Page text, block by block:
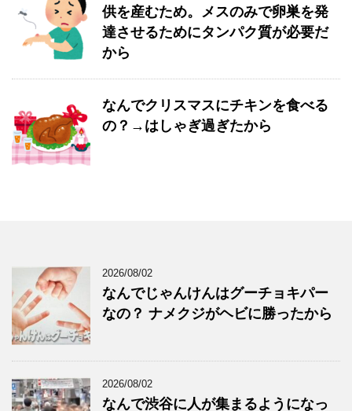
供を産むため。メスのみで卵巣を発
達させるためにタンパク質が必要だ
から
なんでクリスマスにチキンを食べる
の？→はしゃぎ過ぎたから
2026/08/02
なんでじゃんけんはグーチョキパー
なの？ ナメクジがヘビに勝ったから
2026/08/02
なんで渋谷に人が集まるようになっ